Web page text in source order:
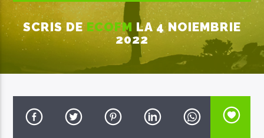
SCRIS DEECOFM LA 4 NOIEMBRIE
2022